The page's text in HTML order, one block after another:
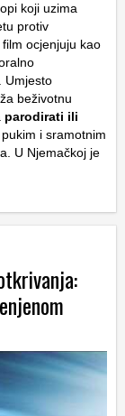
koji uzima
protiv
film ocjenjuju kao
Umjesto
beživotnu
parodirati ili
pukim i sramotnim
U Njemačkoj je